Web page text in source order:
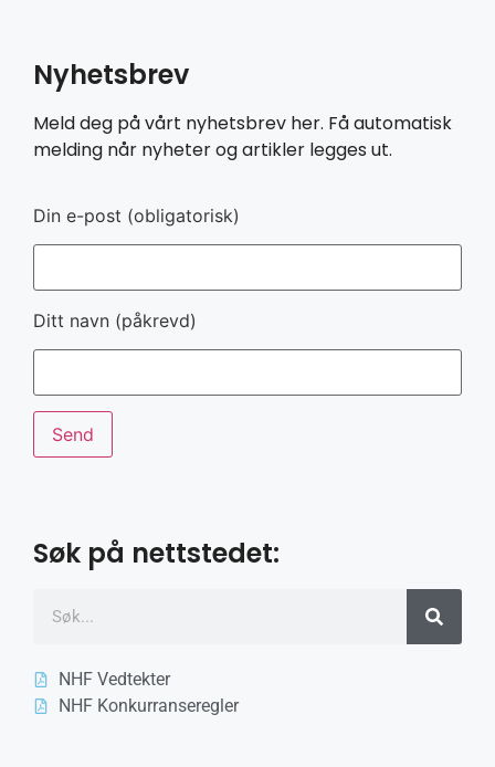
Nyhetsbrev
Meld deg på vårt nyhetsbrev her. Få automatisk
melding når nyheter og artikler legges ut.
Din e-post (obligatorisk)
Ditt navn (påkrevd)
Søk på nettstedet:
NHF Vedtekter
NHF Konkurranseregler